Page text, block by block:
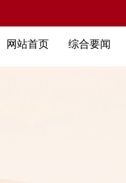
网站首页 综合要闻